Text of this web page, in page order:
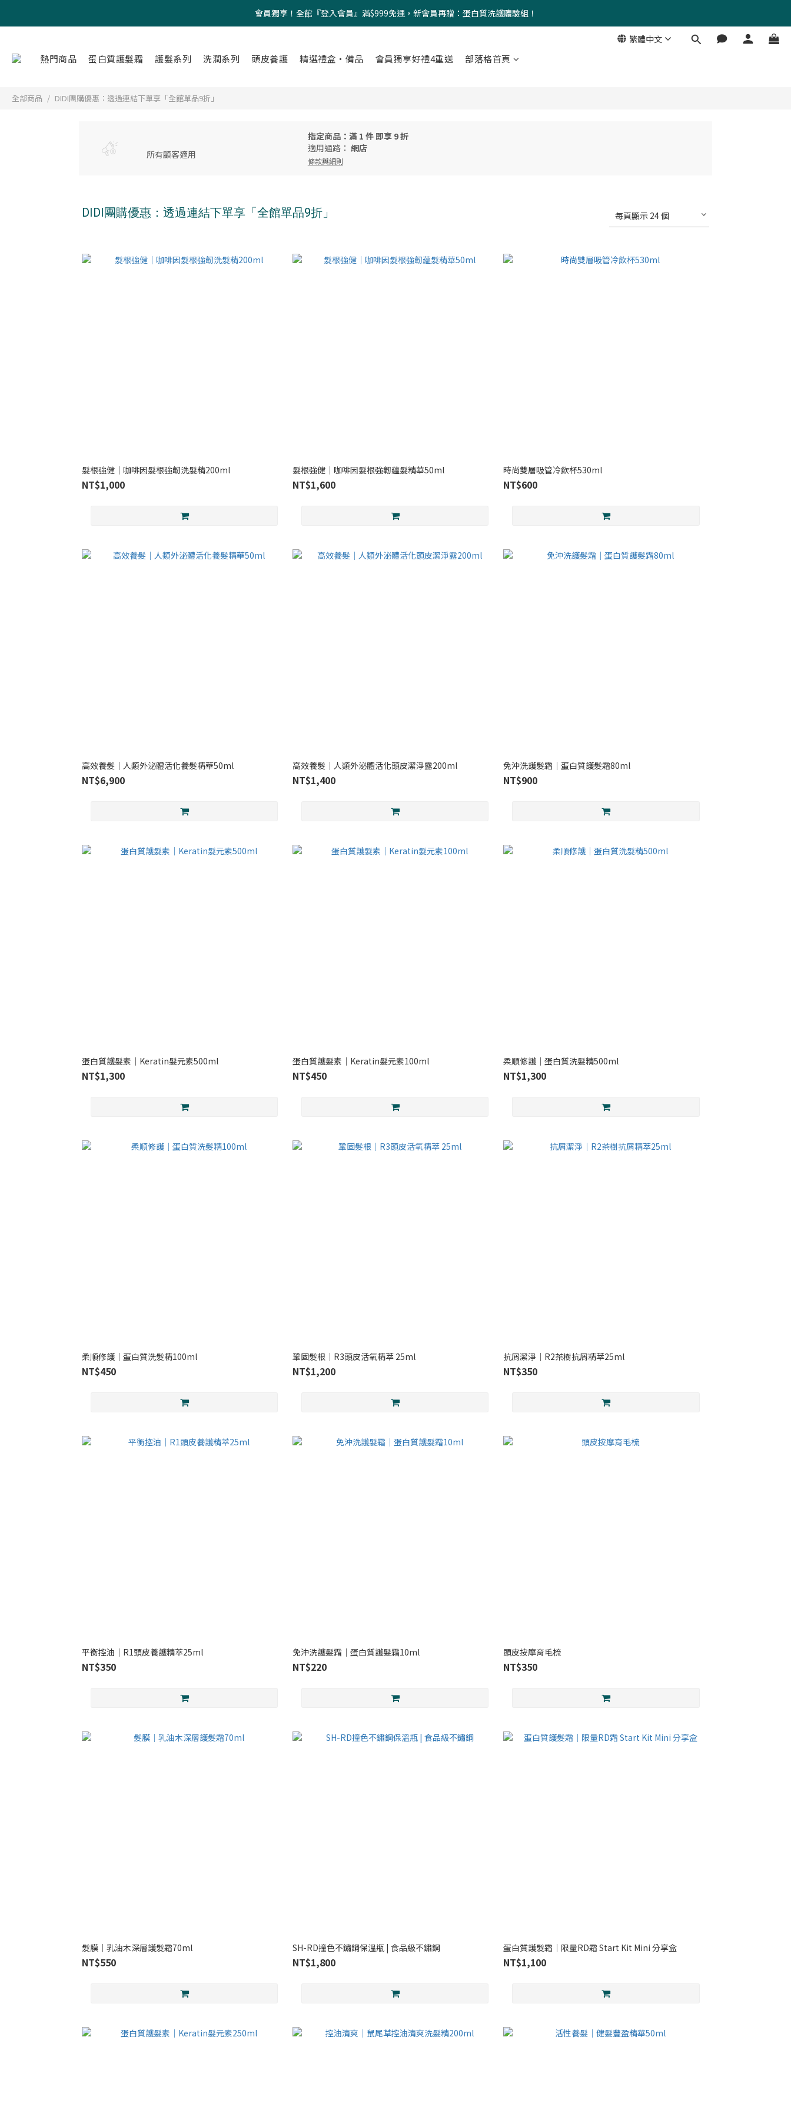
會員獨享！全館『登入會員』滿$999免運，新會員再贈：蛋白質洗護體驗組！
繁體中文
熱門商品 蛋白質護髮霜 護髮系列 洗潤系列 頭皮養護 精選禮盒・備品 會員獨享好禮4重送 部落格首頁
全部商品 DIDI團購優惠：透過連結下單享「全館單品9折」
所有顧客適用
指定商品：滿 1 件 即享 9 折
適用通路： 網店
條款與細則
DIDI團購優惠：透過連結下單享「全館單品9折」 每頁顯示 24 個
髮根強健｜咖啡因髮根強韌洗髮精200ml
NT$1,000
髮根強健｜咖啡因髮根強韌蘊髮精華50ml
NT$1,600
時尚雙層吸管冷飲杯530ml
NT$600
高效養髮｜人類外泌體活化養髮精華50ml
NT$6,900
高效養髮｜人類外泌體活化頭皮潔淨露200ml
NT$1,400
免沖洗護髮霜｜蛋白質護髮霜80ml
NT$900
蛋白質護髮素｜Keratin髮元素500ml
NT$1,300
蛋白質護髮素｜Keratin髮元素100ml
NT$450
柔順修護｜蛋白質洗髮精500ml
NT$1,300
柔順修護｜蛋白質洗髮精100ml
NT$450
鞏固髮根｜R3頭皮活氧精萃 25ml
NT$1,200
抗屑潔淨｜R2茶樹抗屑精萃25ml
NT$350
平衡控油｜R1頭皮養護精萃25ml
NT$350
免沖洗護髮霜｜蛋白質護髮霜10ml
NT$220
頭皮按摩育毛梳
NT$350
髮膜｜乳油木深層護髮霜70ml
NT$550
SH-RD撞色不鏽鋼保溫瓶 | 食品級不鏽鋼
NT$1,800
蛋白質護髮霜｜限量RD霜 Start Kit Mini 分享盒
NT$1,100